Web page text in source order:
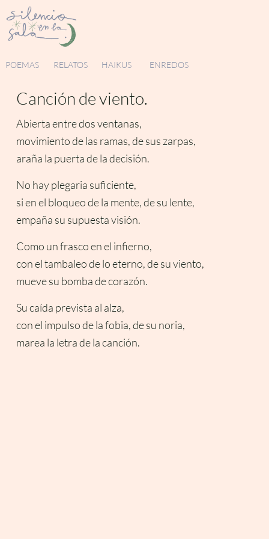
POEMAS RELATOS HAIKUS ENREDOS
Canción de viento.
Abierta entre dos ventanas,
movimiento de las ramas, de sus zarpas,
araña la puerta de la decisión.
No hay plegaria suficiente,
si en el bloqueo de la mente, de su lente,
empaña su supuesta visión.
Como un frasco en el infierno,
con el tambaleo de lo eterno, de su viento,
mueve su bomba de corazón.
Su caída prevista al alza,
con el impulso de la fobia, de su noria,
marea la letra de la canción.